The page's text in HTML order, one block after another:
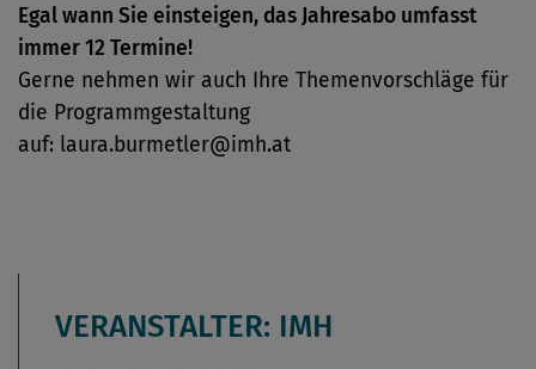
Egal wann Sie einsteigen, das Jahresabo umfasst
immer 12 Termine!
Gerne nehmen wir auch Ihre Themenvorschläge für
die Programmgestaltung
auf: laura.burmetler@imh.at
VERANSTALTER: IMH